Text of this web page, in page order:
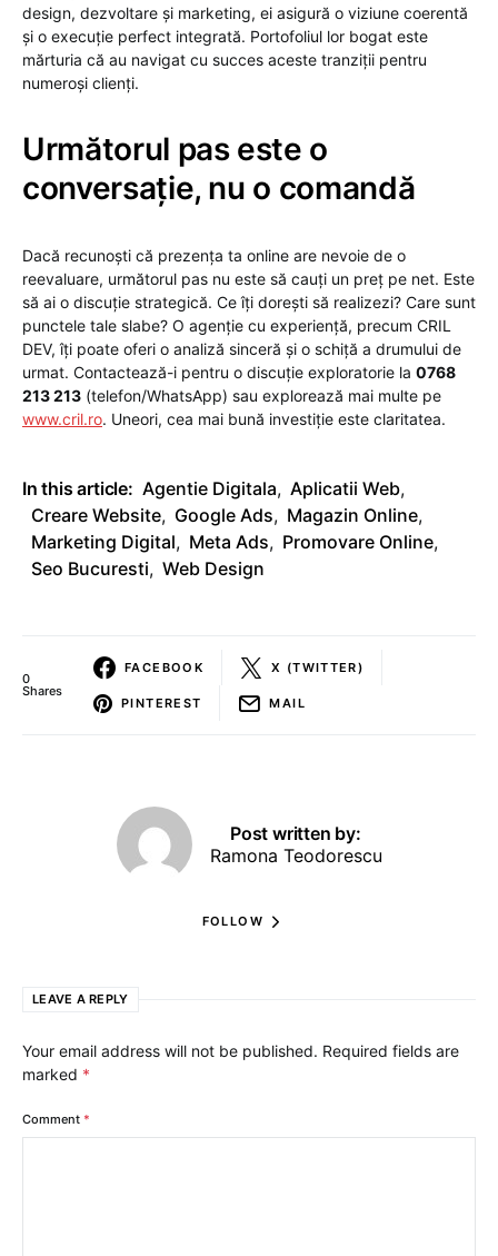
design, dezvoltare și marketing, ei asigură o viziune coerentă
și o execuție perfect integrată. Portofoliul lor bogat este
mărturia că au navigat cu succes aceste tranziții pentru
numeroși clienți.
Următorul pas este o
conversație, nu o comandă
Dacă recunoști că prezența ta online are nevoie de o
reevaluare, următorul pas nu este să cauți un preț pe net. Este
să ai o discuție strategică. Ce îți dorești să realizezi? Care sunt
punctele tale slabe? O agenție cu experiență, precum CRIL
DEV, îți poate oferi o analiză sinceră și o schiță a drumului de
urmat. Contactează-i pentru o discuție exploratorie la 0768
213 213 (telefon/WhatsApp) sau explorează mai multe pe
www.cril.ro. Uneori, cea mai bună investiție este claritatea.
In this article: Agentie Digitala, Aplicatii Web,
Creare Website, Google Ads, Magazin Online,
Marketing Digital, Meta Ads, Promovare Online,
Seo Bucuresti, Web Design
0
Shares
FACEBOOK X (TWITTER)
PINTEREST MAIL
Post written by:
Ramona Teodorescu
FOLLOW
LEAVE A REPLY
Your email address will not be published. Required fields are
marked *
Comment *